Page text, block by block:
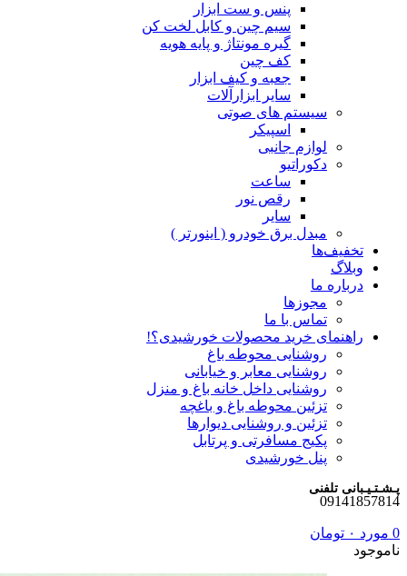
پنس و ست ابزار
سیم چین و کابل لخت کن
گیره مونتاژ و پایه هویه
کف چین
جعبه و کیف ابزار
سایر ابزارآلات
سیستم های صوتی
اسپیکر
لوازم جانبی
دکوراتیو
ساعت
رقص نور
سایر
مبدل برق خودرو ( اینورتر )
تخفیف‌ها
وبلاگ
درباره ما
مجوزها
تماس با ما
راهنمای خرید محصولات خورشیدی؟!
روشنایی محوطه باغ
روشنایی معابر و خیابانی
روشنایی داخل خانه باغ و منزل
تزئین محوطه باغ و باغچه
تزئین و روشنایی دیوارها
پکیج مسافرتی و پرتابل
پنل خورشیدی
پـشـتـیـبانی تلفنی
09141857814
0 مورد ۰ تومان
ناموجود